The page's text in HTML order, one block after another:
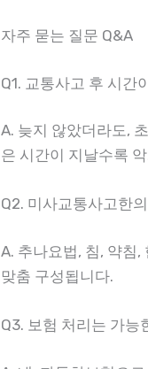
자주 묻는 질문 Q&A
Q1. 교통사고 후 시간
A. 늦지 않았더라도,
은 시간이 지날수록
Q2. 미사교통사고한
A. 추나요법, 침, 약침
맞춤 구성됩니다.
Q3. 보험 처리는 가능